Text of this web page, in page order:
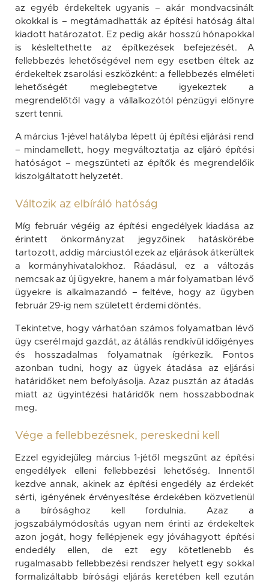
az egyéb érdekeltek ugyanis – akár mondvacsinált
okokkal is – megtámadhatták az építési hatóság által
kiadott határozatot. Ez pedig akár hosszú hónapokkal
is késleltethette az építkezések befejezését. A
fellebbezés lehetőségével nem egy esetben éltek az
érdekeltek zsarolási eszközként: a fellebbezés elméleti
lehetőségét meglebegtetve igyekeztek a
megrendelőtől vagy a vállalkozótól pénzügyi előnyre
szert tenni.
A március 1-jével hatályba lépett új építési eljárási rend
– mindamellett, hogy megváltoztatja az eljáró építési
hatóságot – megszünteti az építők és megrendelőik
kiszolgáltatott helyzetét.
Változik az elbíráló hatóság
Míg február végéig az építési engedélyek kiadása az
érintett önkormányzat jegyzőinek hatáskörébe
tartozott, addig márciustól ezek az eljárások átkerültek
a kormányhivatalokhoz. Ráadásul, ez a változás
nemcsak az új ügyekre, hanem a már folyamatban lévő
ügyekre is alkalmazandó – feltéve, hogy az ügyben
február 29-ig nem született érdemi döntés.
Tekintetve, hogy várhatóan számos folyamatban lévő
ügy cserél majd gazdát, az átállás rendkívül időigényes
és hosszadalmas folyamatnak ígérkezik. Fontos
azonban tudni, hogy az ügyek átadása az eljárási
határidőket nem befolyásolja. Azaz pusztán az átadás
miatt az ügyintézési határidők nem hosszabbodnak
meg.
Vége a fellebbezésnek, pereskedni kell
Ezzel egyidejűleg március 1-jétől megszűnt az építési
engedélyek elleni fellebbezési lehetőség. Innentől
kezdve annak, akinek az építési engedély az érdekét
sérti, igényének érvényesítése érdekében közvetlenül
a bírósághoz kell fordulnia. Azaz a
jogszabálymódosítás ugyan nem érinti az érdekeltek
azon jogát, hogy fellépjenek egy jóváhagyott építési
endedély ellen, de ezt egy kötetlenebb és
rugalmasabb fellebbezési rendszer helyett egy sokkal
formalizáltabb bírósági eljárás keretében kell ezután